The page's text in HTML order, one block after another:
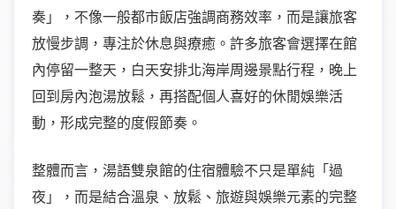
奏」，不像一般都市飯店強調商務效率，而是讓旅客
放慢步調，專注於休息與療癒。許多旅客會選擇在館
內停留一整天，白天安排北海岸周邊景點行程，晚上
回到房內泡湯放鬆，再搭配個人喜好的休閒娛樂活
動，形成完整的度假節奏。
整體而言，湯語雙泉館的住宿體驗不只是單純「過
夜」，而是結合溫泉、放鬆、旅遊與娛樂元素的完整